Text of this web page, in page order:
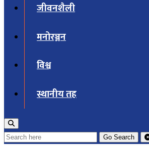
जीवनशैली
मनोरञ्जन
विश्व
स्थानीय तह
Go Search